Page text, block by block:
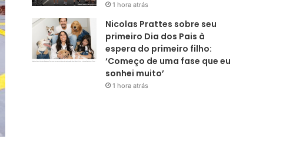
1 hora atrás
Nicolas Prattes sobre seu
primeiro Dia dos Pais à
espera do primeiro filho:
‘Começo de uma fase que eu
sonhei muito’
1 hora atrás